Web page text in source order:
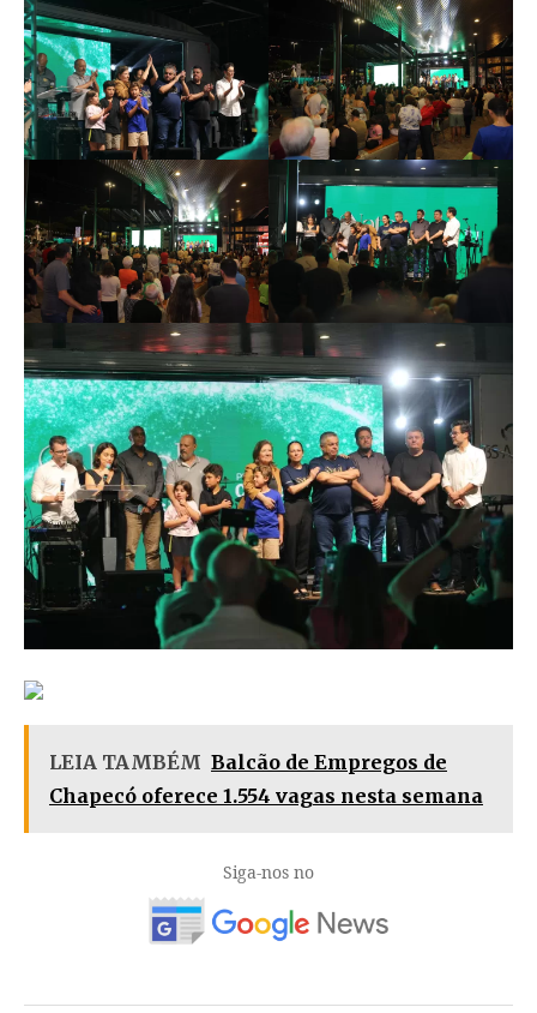
LEIA TAMBÉM Balcão de Empregos de
Chapecó oferece 1.554 vagas nesta semana
Siga-nos no